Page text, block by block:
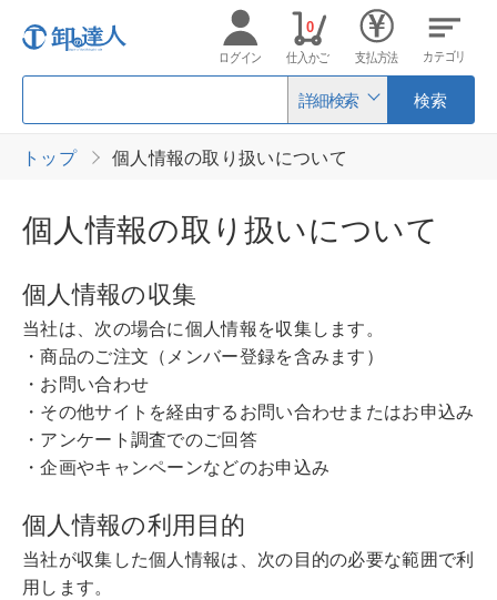
詳細検索 検索
ログイン 仕入かご
0
支払方法 カテゴリ
トップ 個人情報の取り扱いについて
個人情報の取り扱いについて
個人情報の収集
当社は、次の場合に個人情報を収集します。
・商品のご注文（メンバー登録を含みます）
・お問い合わせ
・その他サイトを経由するお問い合わせまたはお申込み
・アンケート調査でのご回答
・企画やキャンペーンなどのお申込み
個人情報の利用目的
当社が収集した個人情報は、次の目的の必要な範囲で利
用します。